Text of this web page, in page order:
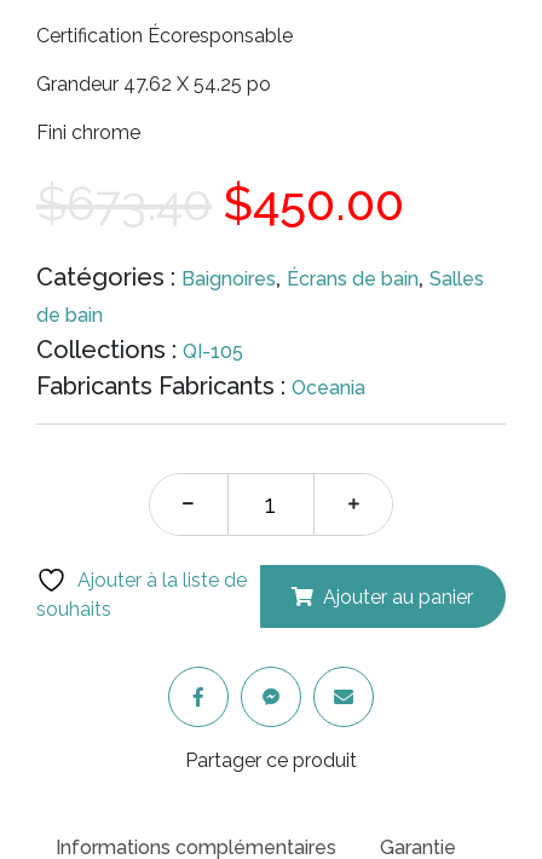
Certification Écoresponsable
Grandeur 47.62 X 54.25 po
Fini chrome
$673.40 Le
prix
initial
était :
$673.40.
$450.00
prix
est :
Catégories : Baignoires, Écrans de bain, Salles
de bain
Collections : QI-105
Fabricants Fabricants : Oceania
Ajouter à la liste de
souhaits
Ajouter au panier
Partager ce produit
Informations complémentaires Garantie